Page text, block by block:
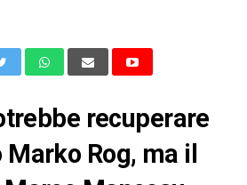
recuperare
Rog, ma il